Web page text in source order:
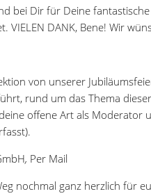
bei Dir für Deine
DANK, Bene! Wir
von unserer
rund um das Thema
offene Art als Moderator
, Per Mail
nochmal ganz herzlich